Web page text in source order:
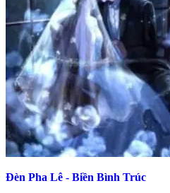
Đèn Pha Lê - Biền Bình Trúc